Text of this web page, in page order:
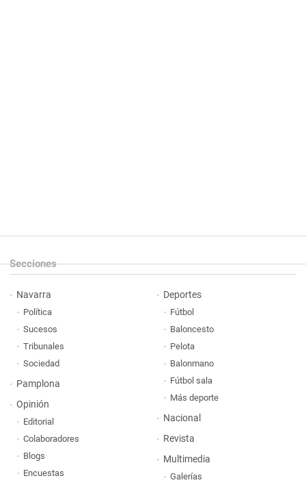
Secciones
Navarra
Política
Sucesos
Tribunales
Sociedad
Pamplona
Opinión
Editorial
Colaboradores
Blogs
Encuestas
Deportes
Fútbol
Baloncesto
Pelota
Balonmano
Fútbol sala
Más deporte
Nacional
Revista
Multimedia
Galerías